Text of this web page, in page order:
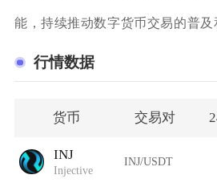
能，持续推动数字货币交易的普及
行情数据
货币 交易对
INJ
Injective
INJ/USDT